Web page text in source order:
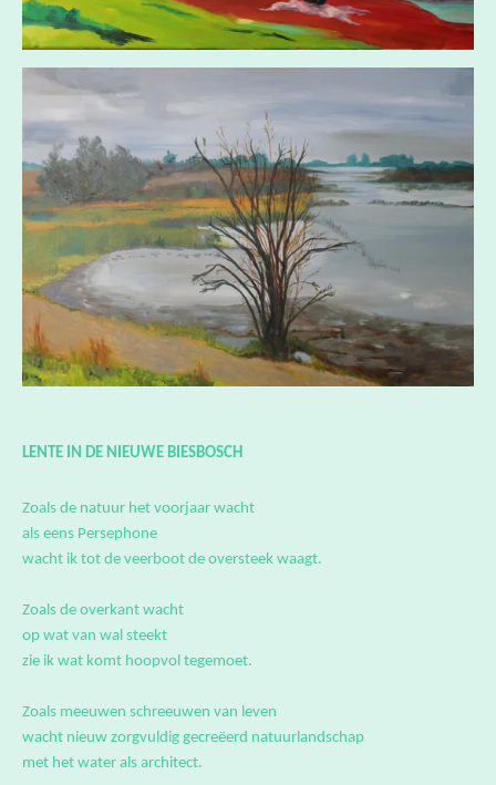
Zoals de natuur het voorjaar wacht
wacht ik tot de veerboot de oversteek waagt.
Zoals de overkant wacht
zie ik wat komt hoopvol tegemoet.
Zoals meeuwen schreeuwen van leven
met het water als architect.